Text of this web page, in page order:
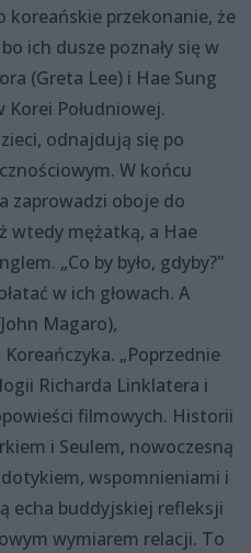
przekonanie, że
ich dusze poznały się w
(Greta Lee) i Hae Sung
Korei Południowej.
odnajdują się po
W końcu
zaprowadzi oboje do
wtedy mężatką, a Hae
„Co by było, gdyby?"
w ich głowach. A
Magaro),
„Poprzednie
Richarda Linklatera i
filmowych. Historii
i Seulem, nowoczesną
wspomnieniami i
echa buddyjskiej refleksji
wymiarem relacji. To